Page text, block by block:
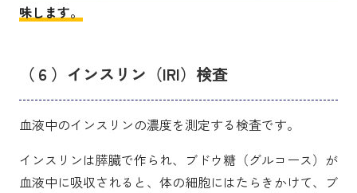
味します。
（６）インスリン（IRI）検査
血液中のインスリンの濃度を測定する検査です。
インスリンは膵臓で作られ、ブドウ糖（グルコース）が
血液中に吸収されると、体の細胞にはたらきかけて、ブ